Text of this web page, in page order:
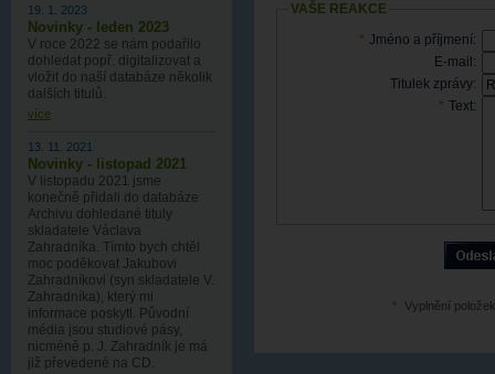
VAŠE REAKCE
* Jméno a příjmení:
E-mail:
Titulek zprávy:
* Text:
* Vyplnění
19. 1. 2023
Novinky - leden 2023
V roce 2022 se nám podařilo
dohledat popř. digitalizovat a
vložit do naší databáze několik
dalších titulů.
více
13. 11. 2021
Novinky - listopad 2021
V listopadu 2021 jsme
konečně přidali do databáze
Archivu dohledané tituly
skladatele Václava
Zahradníka. Tímto bych chtěl
moc poděkovat Jakubovi
Zahradníkovi (syn skladatele V.
Zahradníka), který mi
informace poskytl. Původní
média jsou studiové pásy,
nicméně p. J. Zahradník je má
již převedené na CD.